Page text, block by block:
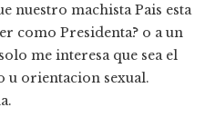
nuestro machista Pais esta
como Presidenta? o a un
me interesa que sea el
u orientacion sexual.